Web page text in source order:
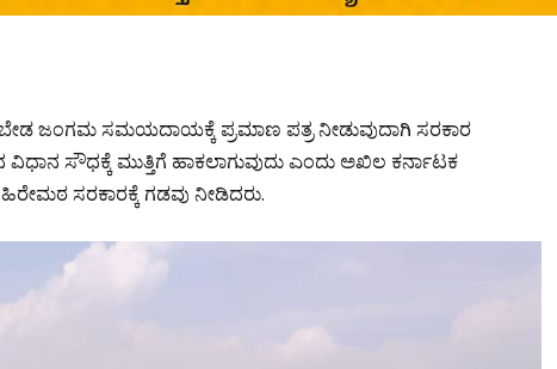
ಜಂಗಮ ಸಮಯದಾಯಕ್ಕೆ ಪ್ರಮಾಣ ಪತ್ರ ನೀಡುವುದಾಗಿ ಸರಕಾರ
ಸೌಧಕ್ಕೆ ಮುತ್ತಿಗೆ ಹಾಕಲಾಗುವುದು ಎಂದು ಅಖಿಲ ಕರ್ನಾಟಕ
ಸರಕಾರಕ್ಕೆ ಗಡವು ನೀಡಿದರು.